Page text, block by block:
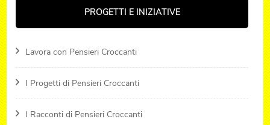
PROGETTI E INIZIATIVE
Lavora con Pensieri Croccanti
I Progetti di Pensieri Croccanti
I Racconti di Pensieri Croccanti